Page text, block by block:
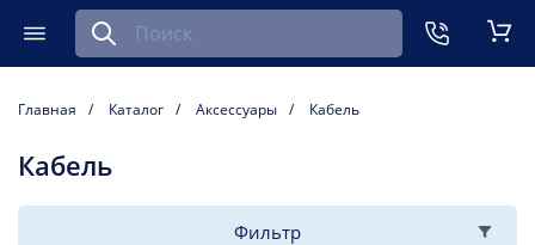
Меню
Найти запчасть для мобильного устройства
Главная Каталог Аксессуары Кабель
Кабель
Фильтр